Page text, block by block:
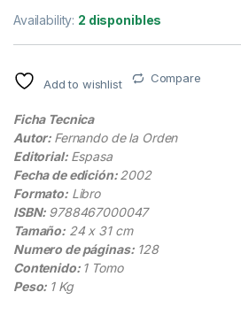
Availability: 2 disponibles
Add to wishlist Compare
Ficha Tecnica
Autor: Fernando de la Orden
Editorial:Espasa
Fecha de edición: 2002
Formato:Libro
ISBN: 9788467000047
Tamaño: 24 x 31 cm
Numero de páginas:128
Contenido: 1 Tomo
Peso: 1 Kg